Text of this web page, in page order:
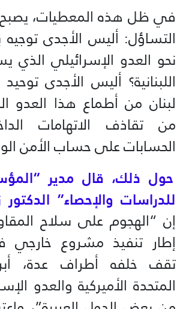
في ظل هذه المعطيات،
التساؤل: أليس الأجدى
نحو العدو الإسرائيلي الذي
اللبنانية؟ أليس الأجدى
لبنان من أطماع هذا العدو
من تقاذف الاتهامات
الحسابات على حساب الأمن
حول ذلك، قال مدير
للدراسات والإحصاء”
إن “الهجوم على سلاح
إطار تنفيذ مشروع خارجي
تقف خلفه أطراف عدة،
المتحدة الأميركية والعدو